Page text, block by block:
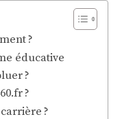
?
éducative
?
?
?